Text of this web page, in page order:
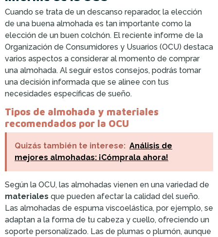
Cuando se trata de un descanso reparador, la elección
de una buena almohada es tan importante como la
elección de un buen colchón. El reciente informe de la
Organización de Consumidores y Usuarios (OCU) destaca
varios aspectos a considerar al momento de comprar
una almohada. Al seguir estos consejos, podrás tomar
una decisión informada que se alinee con tus
necesidades específicas de sueño.
Tipos de almohada y materiales
recomendados por la OCU
Quizás también te interese: Análisis de
mejores almohadas: ¡Cómprala ahora!
Según la OCU, las almohadas vienen en una variedad de
materiales que pueden afectar la calidad del sueño.
Las almohadas de espuma viscoelástica, por ejemplo, se
adaptan a la forma de tu cabeza y cuello, ofreciendo un
soporte personalizado. Las de plumas o plumón, aunque